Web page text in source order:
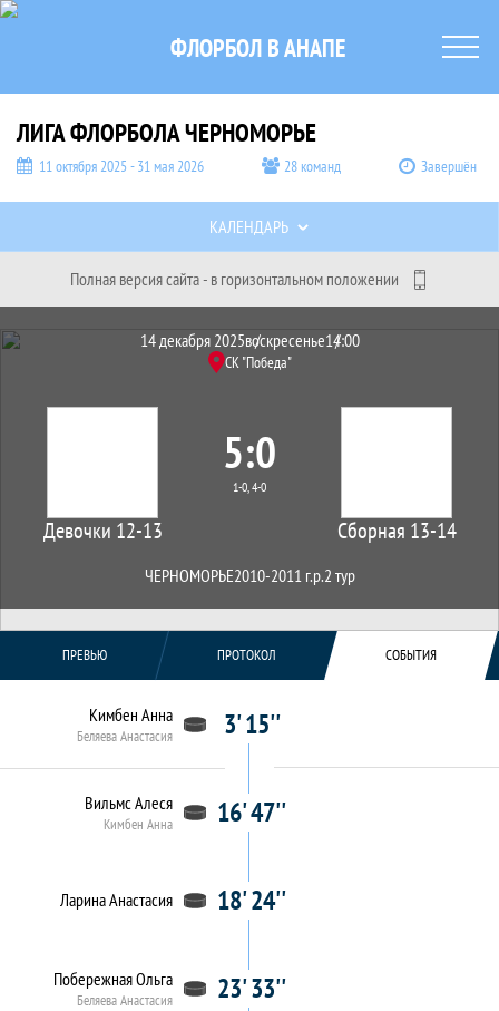
ФЛОРБОЛ В АНАПЕ
ЛИГА ФЛОРБОЛА ЧЕРНОМОРЬЕ
11 октября 2025 - 31 мая 2026 28 команд Завершён
Полная версия сайта - в горизонтальном положении
Протокол и события матча Девочки
Матч
14 декабря 2025воскресенье14:00
СК "Победа"
Девочки 12-13
5 0
1-0, 4-0
Сборная 13-14
ЧЕРНОМОРЬЕ2010-2011 г.р.2 тур
ПРЕВЬЮ ПРОТОКОЛ СОБЫТИЯ
Кимбен Анна
Беляева Анастасия 3' 15''
Вильмс Алеся
Кимбен Анна 16' 47''
Ларина Анастасия 18' 24''
Побережная Ольга
Беляева Анастасия 23' 33''
КАЛЕНДАРЬ
Таблицы турнира